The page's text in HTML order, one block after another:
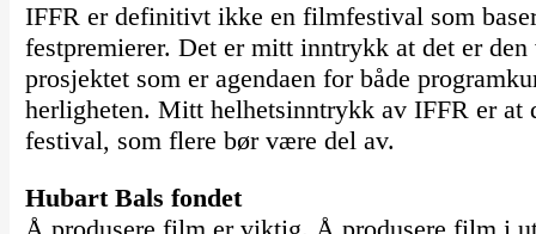
IFFR er definitivt ikke en filmfestival som
festpremierer. Det er mitt inntrykk at det er
prosjektet som er agendaen for både
herligheten. Mitt helhetsinntrykk av IFFR er at
festival, som flere bør være del av.
Hubart Bals fondet